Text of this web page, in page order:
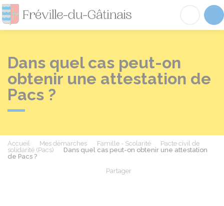
Fréville-du-
Dans quel cas peut-on
obtenir une attestation de
Pacs ?
Accueil Mes démarches Famille - Scolarité
Pacte civil de
solidarité (Pacs)
Dans quel cas peut-on obtenir une attestation
de Pacs ?
Partager